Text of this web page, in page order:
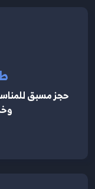
حجز مسبق